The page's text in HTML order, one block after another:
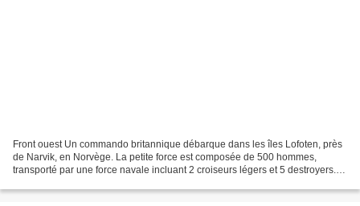
Front ouest Un commando britannique débarque dans les îles Lofoten, près
de Narvik, en Norvège. La petite force est composée de 500 hommes,
transporté par une force navale incluant 2 croiseurs légers et 5 destroyers.